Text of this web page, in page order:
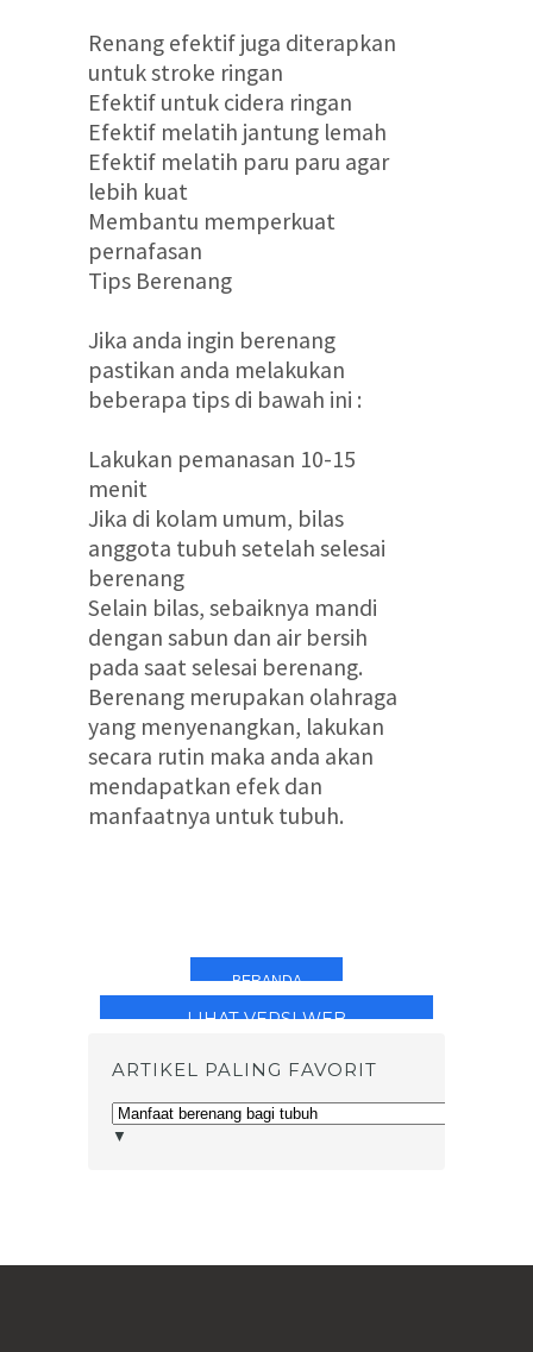
Renang efektif juga diterapkan
untuk stroke ringan
Efektif untuk cidera ringan
Efektif melatih jantung lemah
Efektif melatih paru paru agar
lebih kuat
Membantu memperkuat
pernafasan
Tips Berenang
Jika anda ingin berenang
pastikan anda melakukan
beberapa tips di bawah ini :
Lakukan pemanasan 10-15
menit
Jika di kolam umum, bilas
anggota tubuh setelah selesai
berenang
Selain bilas, sebaiknya mandi
dengan sabun dan air bersih
pada saat selesai berenang.
Berenang merupakan olahraga
yang menyenangkan, lakukan
secara rutin maka anda akan
mendapatkan efek dan
manfaatnya untuk tubuh.
BERANDA
LIHAT VERSI WEB
ARTIKEL PALING FAVORIT
▼